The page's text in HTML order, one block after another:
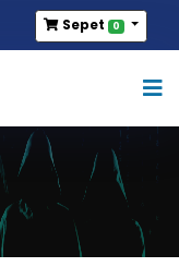
Sepet 0